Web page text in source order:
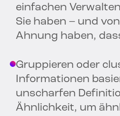
einfachen
Sie haben – und
Ahnung haben,
Gruppieren oder
Informationen
unscharfen
Ähnlichkeit, um